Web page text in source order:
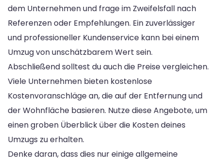
dem Unternehmen und frage im Zweifelsfall nach
Referenzen oder Empfehlungen. Ein zuverlässiger
und professioneller Kundenservice kann bei einem
Umzug von unschätzbarem Wert sein.
Abschließend solltest du auch die Preise vergleichen.
Viele Unternehmen bieten kostenlose
Kostenvoranschläge an, die auf der Entfernung und
der Wohnfläche basieren. Nutze diese Angebote, um
einen groben Überblick über die Kosten deines
Umzugs zu erhalten.
Denke daran, dass dies nur einige allgemeine